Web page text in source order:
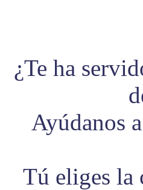
¿Te ha
Ayúdanos
Tú eliges la